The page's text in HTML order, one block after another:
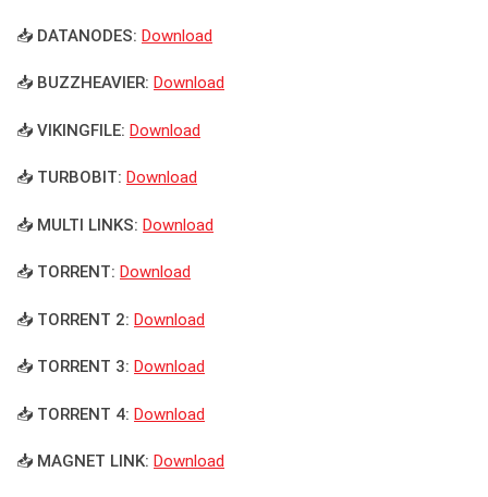
📥 DATANODES: Download
📥 BUZZHEAVIER: Download
📥 VIKINGFILE: Download
📥 TURBOBIT: Download
📥 MULTI LINKS: Download
📥 TORRENT: Download
📥 TORRENT 2: Download
📥 TORRENT 3: Download
📥 TORRENT 4: Download
📥 MAGNET LINK: Download